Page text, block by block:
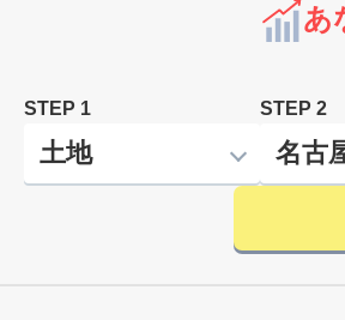
あ
STEP 1 STEP 2